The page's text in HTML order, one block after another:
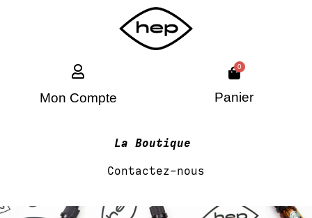
Mon Compte
0
Panier
La Boutique
Contactez-nous